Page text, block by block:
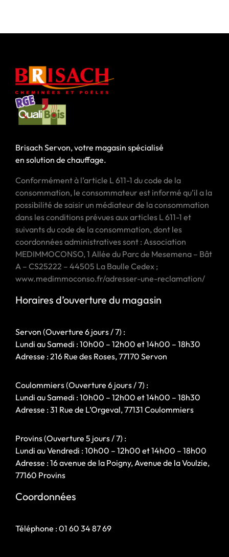
Brisach Servon, votre magasin spécialisé
en solution de chauffage.
Conformément à l’article L 611-1 du code de la
consommation, le consommateur est informé qu’il a la
possibilité de saisir un médiateur de la consommation
dans les conditions prévues aux articles L 611-1 et
suivants du code de la consommation, dont les
coordonnées administratives sont : Association
MEDIMMOCONSO, 1 Allée du Parc de Mesemena – Bât
A – CS25222 – 44505 La Baulle Cedex ;
www.medimmoconso.fr/adresser-une-reclamation/
Horaires d’ouverture du magasin
Servon (Ouverture 6 jours / 7) :
Lundi au Samedi : 10h00 – 12h00 et 14h00 – 18h30
Adresse : 216 Rue des Roses, 77170 Servon
Coulommiers (Ouverture 6 jours / 7) :
Lundi au Samedi : 10h00 – 12h00 et 14h00 – 18h30
Adresse : 31 Rue de L’Orgeval, 77131 Coulommiers
Provins (Ouverture 5 jours / 7) :
Lundi au Vendredi : 10h00 – 12h00 et 14h00 – 18h00
Adresse : 16 avenue de la Poigny, Avenue de la Voulzie,
77160 Provins
Coordonnées
Téléphone :01 60 34 87 69